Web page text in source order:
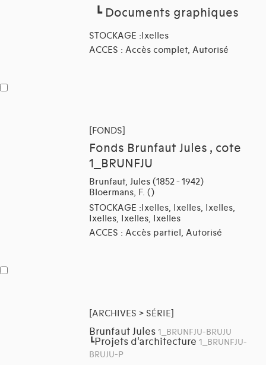
┗Documents graphiques
STOCKAGE :Ixelles
ACCES : Accès complet, Autorisé
[FONDS]
Fonds Brunfaut Jules , cote
1_BRUNFJU
Brunfaut, Jules (1852 - 1942)
Bloermans, F. ()
STOCKAGE :Ixelles, Ixelles, Ixelles,
Ixelles, Ixelles, Ixelles
ACCES : Accès partiel, Autorisé
[ARCHIVES > SÉRIE]
Brunfaut Jules 1_BRUNFJU-BRUJU
┗Projets d'architecture 1_BRUNFJU-
BRUJU-P